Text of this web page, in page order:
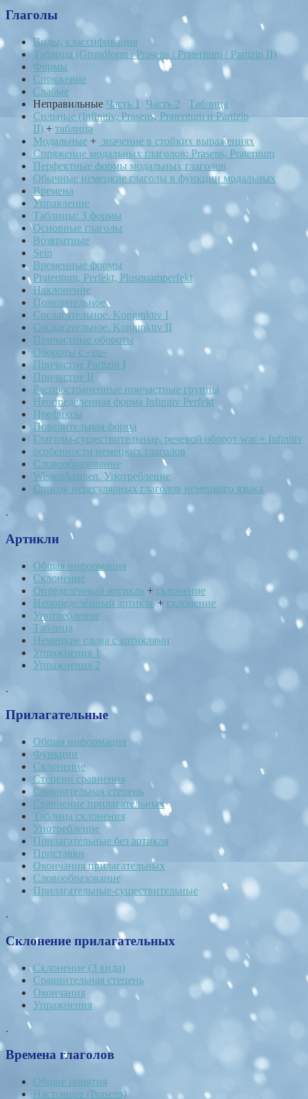
Глаголы
Виды, классификация
Таблица (Grundform / Prasens / Prateritum / Partizip II)
Формы
Спряжение
Слабые
Неправильные Часть 1 Часть 2
Таблица
Сильные (Infinitiv, Prasens, Prateritum и Partizip
II) + таблица
Модальные + значение в стойких выражениях
Спряжение модальных глаголов: Prasens, Prateritum
Перфектные формы модальных глаголов
Обычные немецкие глаголы в функции модальных
Времена
Управление
Таблицы: 3 формы
Основные глаголы
Возвратные
Sein
Временные формы
Prateritum, Perfekt, Plusquamperfekt
Наклонение
Повелительное
Сослагательное. Konjunktiv I
Сослагательное. Konjunktiv II
Причастные обороты
Обороты с «zu»
Причастие Partizip I
Причастие II
Распространенные причастные группы
Неопределенная форма Infinitiv Perfekt
Префиксы
Повелительная форма
Глаголы-существительные, речевой оборот war + Infinitiv
особенности немецких глаголов
Словообразование
Wissen/kennen. Употребление
Список нерегулярных глаголов немецкого языка
.
Артикли
Общая информация
Склонение
Определённый артикль + склонение
Неопределённый артикль+ склонение
Употребление
Таблица
Немецкие слова с артиклями
Упражнения 1
Упражнения 2
.
Прилагательные
Общая информация
Функции
Склонение
Степени сравнения
Сравнительная степень
Сравнение прилагательных
Таблица склонения
Употребление
Прилагательные без артикля
Приставки
Окончания прилагательных
Словообразование
Прилагательные-существительные
.
Склонение прилагательных
Склонение (3 вида)
Сравнительная степень
Окончания
Упражнения
.
Времена глаголов
Общие понятия
Настоящее (Prasens)